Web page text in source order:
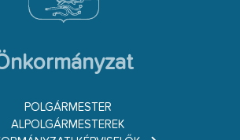
POLGÁRMESTER
ALPOLGÁRMESTEREK